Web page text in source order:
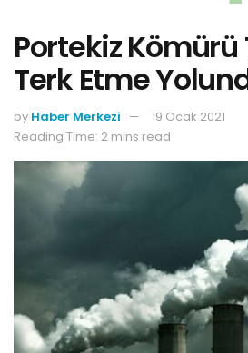
Portekiz
Terk Etme
by Haber Merkezi
19 Ocak 2021
Reading Time: 2 mins read